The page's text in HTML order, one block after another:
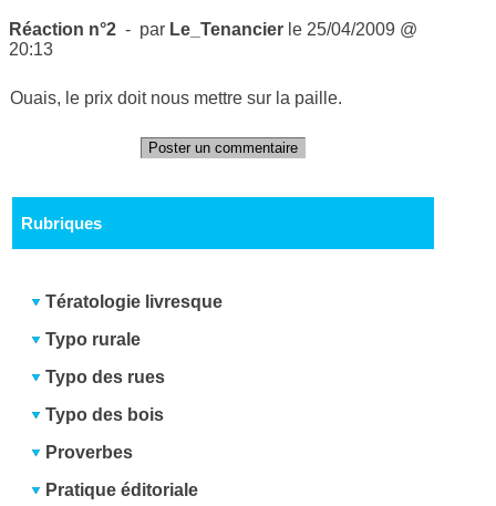
Réaction n°2 - par Le_Tenancier le 25/04/2009 @
20:13
Ouais, le prix doit nous mettre sur la paille.
Poster un commentaire
Rubriques
Tératologie livresque
Typo rurale
Typo des rues
Typo des bois
Proverbes
Pratique éditoriale